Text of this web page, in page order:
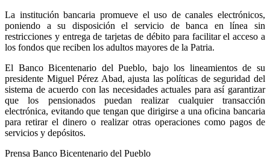
La institución bancaria promueve el uso de canales electrónicos,
poniendo a su disposición el servicio de banca en línea sin
restricciones y entrega de tarjetas de débito para facilitar el acceso a
los fondos que reciben los adultos mayores de la Patria.
El Banco Bicentenario del Pueblo, bajo los lineamientos de su
presidente Miguel Pérez Abad, ajusta las políticas de seguridad del
sistema de acuerdo con las necesidades actuales para así garantizar
que los pensionados puedan realizar cualquier transacción
electrónica, evitando que tengan que dirigirse a una oficina bancaria
para retirar el dinero o realizar otras operaciones como pagos de
servicios y depósitos.
Prensa Banco Bicentenario del Pueblo